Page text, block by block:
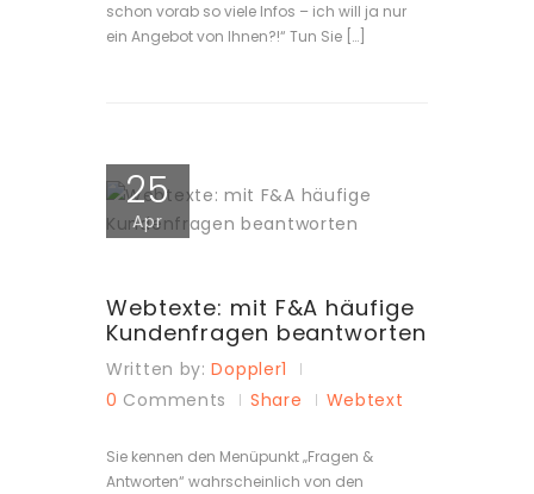
schon vorab so viele Infos – ich will ja nur
ein Angebot von Ihnen?!“ Tun Sie […]
25
Apr
Webtexte: mit F&A häufige
Kundenfragen beantworten
Written by:Doppler1
0 Comments Share Webtext
Sie kennen den Menüpunkt „Fragen &
Antworten“ wahrscheinlich von den